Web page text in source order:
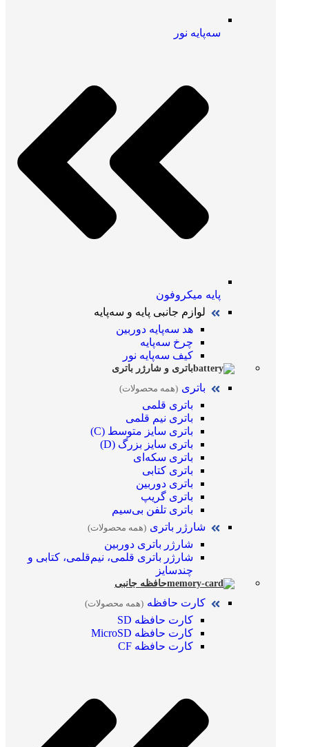
سه‌پایه نور
پایه میکروفون
لوازم جانبی پایه و سه‌پایه
هد سه‌پایه دوربین
چرخ سه‌پایه
کیف سه‌پایه نور
باتری و شارژر باتری
باتری (همه محصولات)
باتری قلمی
باتری نیم قلمی
باتری سایز متوسط (C)
باتری سایز بزرگ (D)
باتری سکه‌ای
باتری کتابی
باتری دوربین
باتری گریپ
باتری تلفن بی‌سیم
شارژر باتری (همه محصولات)
شارژر باتری دوربین
شارژر باتری قلمی، نیم‌قلمی، کتابی و
چندسایز
حافظه جانبی
کارت حافظه (همه محصولات)
کارت حافظه SD
کارت حافظه MicroSD
کارت حافظه CF